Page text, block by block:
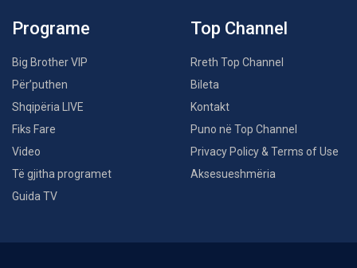
Programe
Big Brother VIP
Për’puthen
Shqipëria LIVE
Fiks Fare
Video
Të gjitha programet
Guida TV
Top Channel
Rreth Top Channel
Bileta
Kontakt
Puno në Top Channel
Privacy Policy & Terms of Use
Aksesueshmëria